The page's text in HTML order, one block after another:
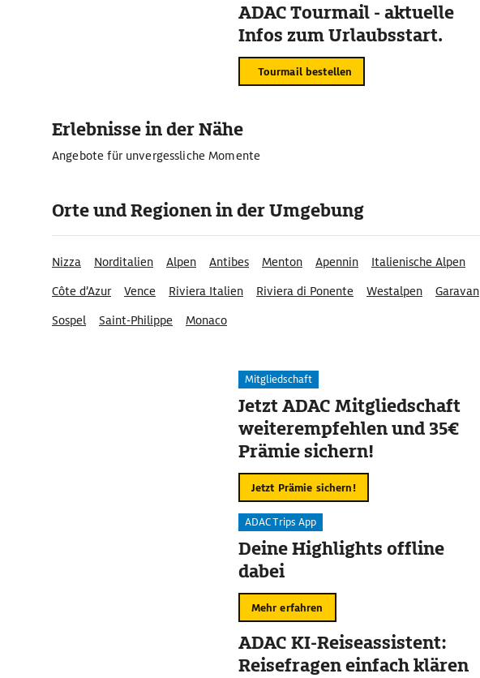
ADAC Tourmail - aktuelle
Infos zum Urlaubsstart.
Tourmail bestellen
Erlebnisse in der Nähe
Angebote für unvergessliche Momente
Orte und Regionen in der Umgebung
Nizza Norditalien Alpen Antibes Menton Apennin
Italienische Alpen
Côte d’Azur
Vence Riviera Italien Riviera di Ponente Westalpen
Garavan
Sospel
Saint-Philippe Monaco
Mitgliedschaft
Jetzt ADAC Mitgliedschaft
weiterempfehlen und 35€
Prämie sichern!
Jetzt Prämie sichern!
ADAC Trips App
Deine Highlights offline
dabei
Mehr erfahren
ADAC KI-Reiseassistent:
Reisefragen einfach klären